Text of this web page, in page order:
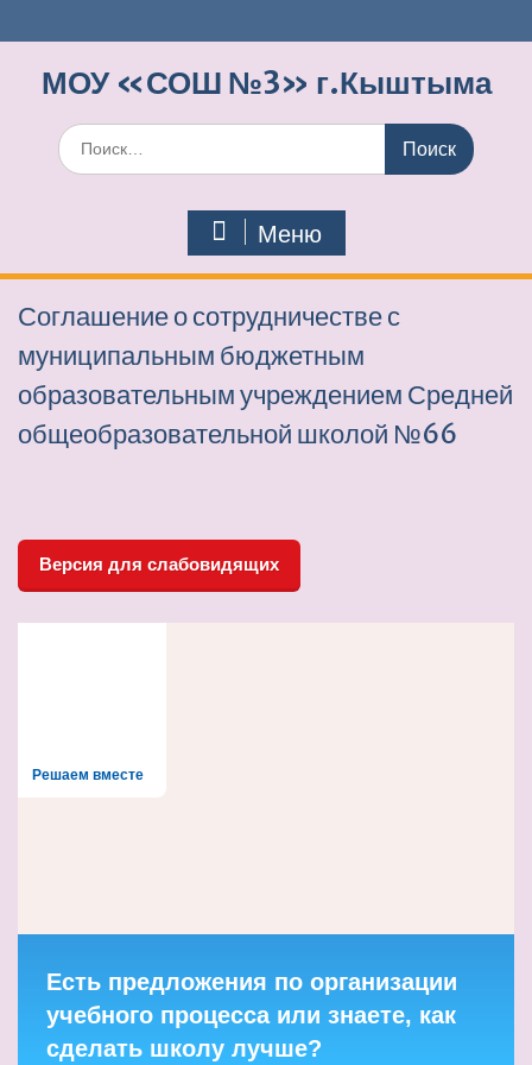
к
МОУ «СОШ №3» г.Кыштыма
Поиск
по:
Меню
Соглашение о сотрудничестве с
муниципальным бюджетным
образовательным учреждением Средней
общеобразовательной школой №66
Версия для слабовидящих
Решаем вместе
Есть предложения по организации
учебного процесса или знаете, как
сделать школу лучше?